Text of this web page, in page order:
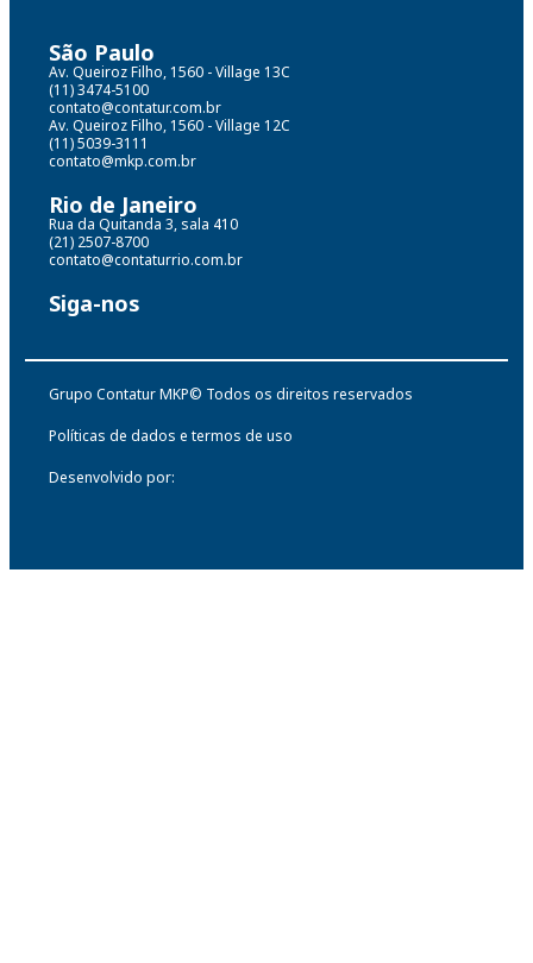
São Paulo
Av. Queiroz Filho, 1560 - Village 13C
(11) 3474-5100
contato@contatur.com.br
Av. Queiroz Filho, 1560 - Village 12C
(11) 5039-3111
contato@mkp.com.br
Rio de Janeiro
Rua da Quitanda 3, sala 410
(21) 2507-8700
contato@contaturrio.com.br
Siga-nos
Grupo Contatur MKP© Todos os direitos reservados
Políticas de dados e termos de uso
Desenvolvido por: